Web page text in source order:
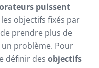
puissent
les objectifs fixés par
prendre plus de
un problème. Pour
définir des objectifs